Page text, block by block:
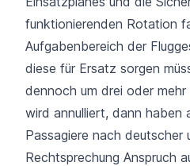
funktionierenden Rotation
Aufgabenbereich der
diese für Ersatz sorgen
dennoch um drei oder
wird annulliert, dann haben
Passagiere nach deutscher
Rechtsprechung Anspruch